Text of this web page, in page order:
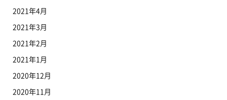
2021年4月
2021年3月
2021年2月
2021年1月
2020年12月
2020年11月